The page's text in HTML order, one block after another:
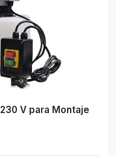
V para Montaje